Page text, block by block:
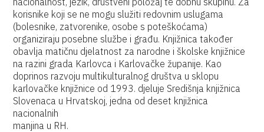
korisnike koji se ne mogu služiti redovnim uslugama
(bolesnike, zatvorenike, osobe s poteškoćama)
organiziraju posebne službe i građu. Knjižnica također
obavlja matičnu djelatnost za narodne i školske knjižnice
na razini grada Karlovca i Karlovačke županije. Kao
doprinos razvoju multikulturalnog društva u sklopu
karlovačke knjižnice od 1993. djeluje Središnja knjižnica
Slovenaca u Hrvatskoj, jedna od deset knjižnica
nacionalnih
manjina u RH.